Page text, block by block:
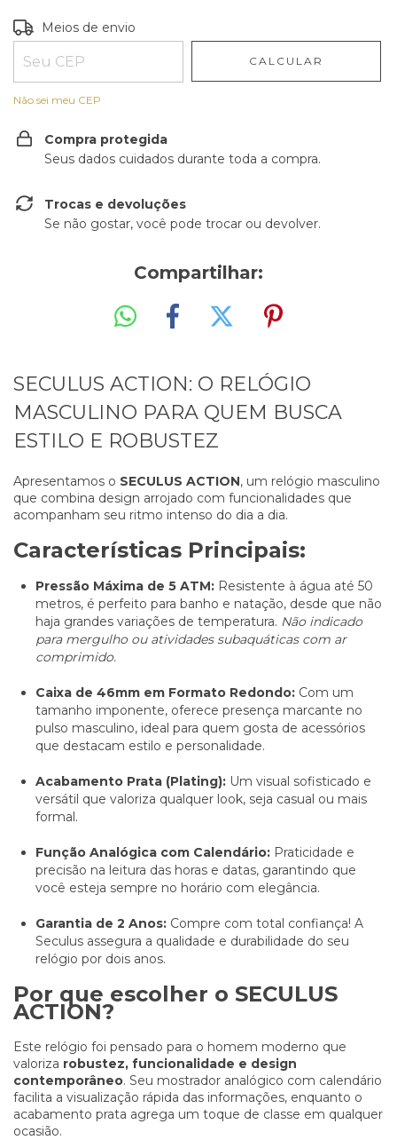
Entregas para o CEP:
Meios de envio
CALCULAR
Não sei meu CEP
Compra protegida
Seus dados cuidados durante toda a compra.
Trocas e devoluções
Se não gostar, você pode trocar ou devolver.
Compartilhar:
SECULUS ACTION: O RELÓGIO
MASCULINO PARA QUEM BUSCA
ESTILO E ROBUSTEZ
Apresentamos o SECULUS ACTION, um relógio masculino
que combina design arrojado com funcionalidades que
acompanham seu ritmo intenso do dia a dia.
Características Principais:
Pressão Máxima de 5 ATM: Resistente à água até 50
metros, é perfeito para banho e natação, desde que não
haja grandes variações de temperatura. Não indicado
para mergulho ou atividades subaquáticas com ar
comprimido.
Caixa de 46mm em Formato Redondo: Com um
tamanho imponente, oferece presença marcante no
pulso masculino, ideal para quem gosta de acessórios
que destacam estilo e personalidade.
Acabamento Prata (Plating): Um visual sofisticado e
versátil que valoriza qualquer look, seja casual ou mais
formal.
Função Analógica com Calendário: Praticidade e
precisão na leitura das horas e datas, garantindo que
você esteja sempre no horário com elegância.
Garantia de 2 Anos: Compre com total confiança! A
Seculus assegura a qualidade e durabilidade do seu
relógio por dois anos.
Por que escolher o SECULUS
ACTION?
Este relógio foi pensado para o homem moderno que
valoriza robustez, funcionalidade e design
contemporâneo. Seu mostrador analógico com calendário
facilita a visualização rápida das informações, enquanto o
acabamento prata agrega um toque de classe em qualquer
ocasião.